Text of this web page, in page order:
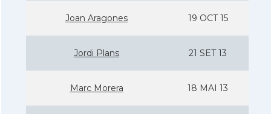
Joan Aragones 19 OCT 15
Jordi Plans 21 SET 13
Marc Morera 18 MAI 13